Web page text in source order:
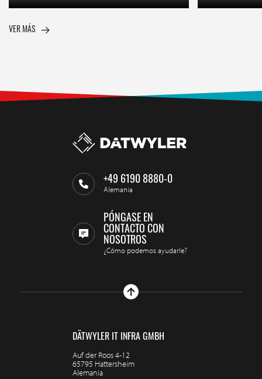
VER MÁS
+49 6190 8880-0
Alemania
PÓNGASE EN
CONTACTO CON
NOSOTROS
¿Cómo podemos ayudarle?
DÄTWYLER IT INFRA GMBH
Auf der Roos 4-12
65795 Hattersheim
Alemania